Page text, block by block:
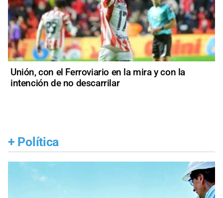
Unión, con el Ferroviario en la mira y con la
intención de no descarrilar
+ Política